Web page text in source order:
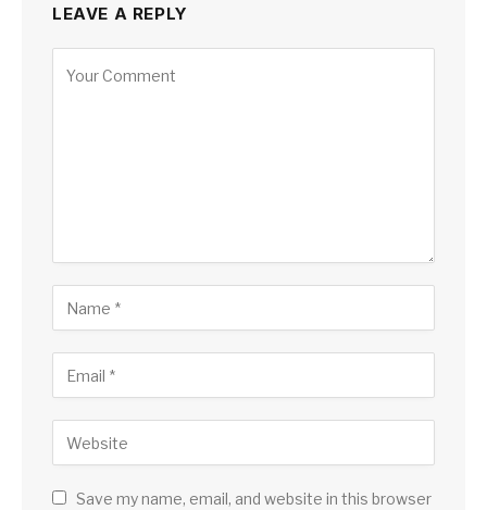
LEAVE A REPLY
Save my name, email, and website in this browser